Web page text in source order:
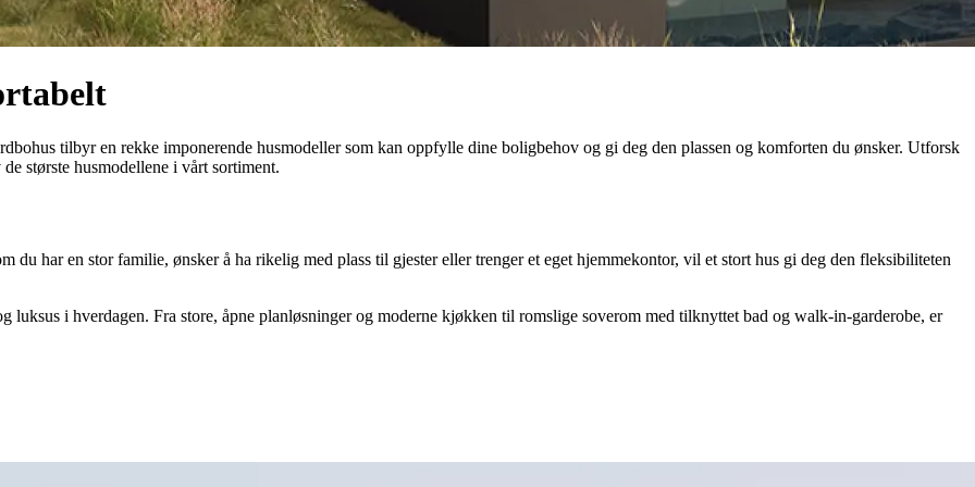
tilbyr en rekke imponerende husmodeller som kan oppfylle dine boligbehov og gi deg den plassen og komforten du ønsker. Utforsk
største husmodellene i vårt sortiment.
har en stor familie, ønsker å ha rikelig med plass til gjester eller trenger et eget hjemmekontor, vil et stort hus gi deg den fleksibiliteten
luksus i hverdagen. Fra store, åpne planløsninger og moderne kjøkken til romslige soverom med tilknyttet bad og walk-in-garderobe, er